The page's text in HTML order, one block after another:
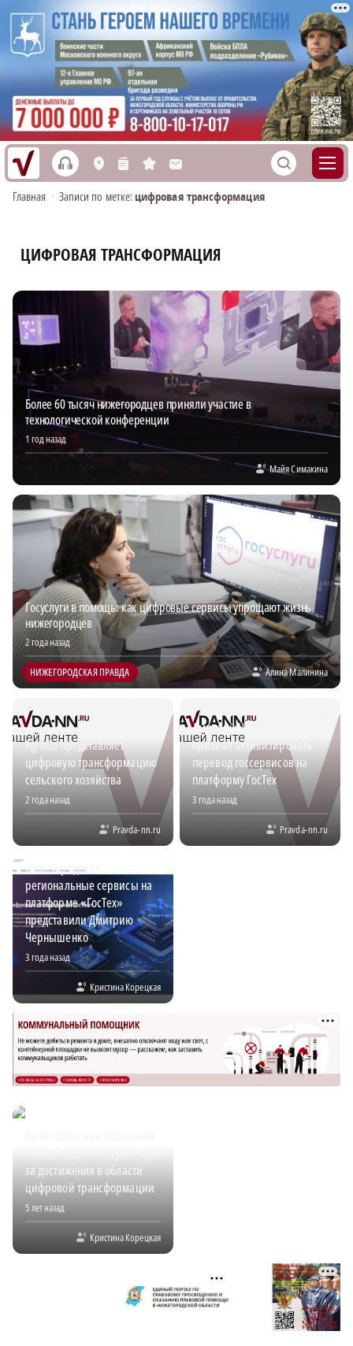
h L n s M S
Главная • Записи по метке:цифровая трансформация
ЦИФРОВАЯ ТРАНСФОРМАЦИЯ
Более 60 тысяч нижегородцев приняли участие в
технологической конференции
1 год назад
Майя Симакина
Госуслуги в помощь: как цифровые сервисы упрощают жизнь
нижегородцев
2 года назад
НИЖЕГОРОДСКАЯ ПРАВДА Алина Малинина
AgroGo представляет
цифровую трансформацию
сельского хозяйства
2 года назад
Pravda-nn.ru
Дмитрий Чернышенко
призвал активизировать
перевод госсервисов на
платформу ГосТех
3 года назад
Pravda-nn.ru
Нижегородские
региональные сервисы на
платформе «ГосТех»
представили Дмитрию
Чернышенко
3 года назад
Кристина Корецкая
за достижения в области
цифровой трансформации
5 лет назад
Кристина Корецкая